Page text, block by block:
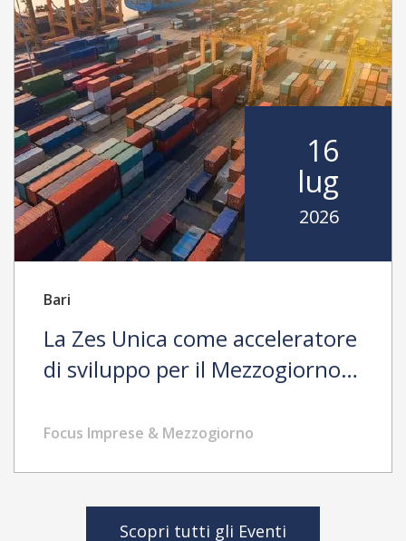
16
lug
2026
Bari
La Zes Unica come acceleratore
di sviluppo per il Mezzogiorno e
Focus Imprese & Mezzogiorno
Scopri tutti gli Eventi